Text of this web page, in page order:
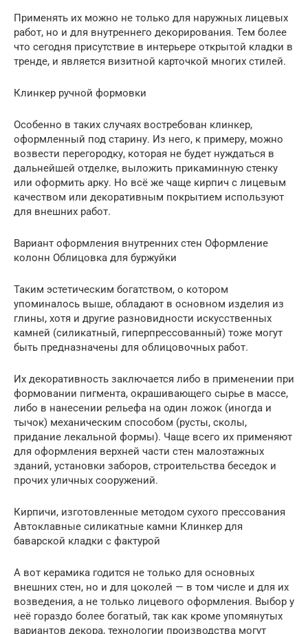
Применять их можно не только для наружных лицевых
работ, но и для внутреннего декорирования. Тем более
что сегодня присутствие в интерьере открытой кладки в
тренде, и является визитной карточкой многих стилей.
Клинкер ручной формовки
Особенно в таких случаях востребован клинкер,
оформленный под старину. Из него, к примеру, можно
возвести перегородку, которая не будет нуждаться в
дальнейшей отделке, выложить прикаминную стенку
или оформить арку. Но всё же чаще кирпич с лицевым
качеством или декоративным покрытием используют
для внешних работ.
Вариант оформления внутренних стен Оформление
колонн Облицовка для буржуйки
Таким эстетическим богатством, о котором
упоминалось выше, обладают в основном изделия из
глины, хотя и другие разновидности искусственных
камней (силикатный, гиперпрессованный) тоже могут
быть предназначены для облицовочных работ.
Их декоративность заключается либо в применении при
формовании пигмента, окрашивающего сырье в массе,
либо в нанесении рельефа на один ложок (иногда и
тычок) механическим способом (русты, сколы,
придание лекальной формы). Чаще всего их применяют
для оформления верхней части стен малоэтажных
зданий, установки заборов, строительства беседок и
прочих уличных сооружений.
Кирпичи, изготовленные методом сухого прессования
Автоклавные силикатные камни Клинкер для
баварской кладки с фактурой
А вот керамика годится не только для основных
внешних стен, но и для цоколей — в том числе и для их
возведения, а не только лицевого оформления. Выбор у
неё гораздо более богатый, так как кроме упомянутых
вариантов декора, технологии производства могут